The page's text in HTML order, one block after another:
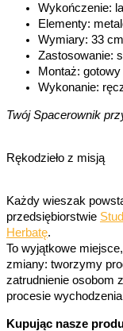
Wykończenie:
Elementy:
Wymiary: 33
Zastosowanie:
Montaż:
Wykonanie:
Twój Spacerownik
Rękodzieło z misją
Każdy wieszak
przedsiębiorstwie
Herbatę.
To wyjątkowe
zmiany: tworzymy
zatrudnienie osobom
procesie
Kupując nasze